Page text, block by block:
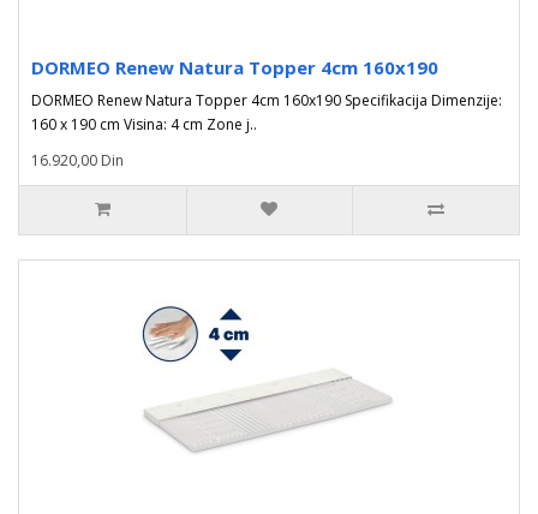
DORMEO Renew Natura Topper 4cm 160x190
DORMEO Renew Natura Topper 4cm 160x190 Specifikacija Dimenzije:
160 x 190 cm Visina: 4 cm Zone j..
16.920,00 Din